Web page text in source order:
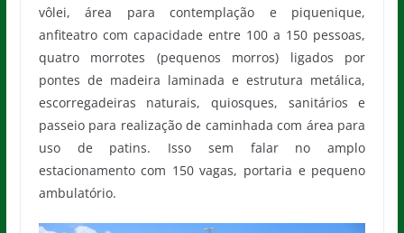
vôlei, área para contemplação e piquenique,
anfiteatro com capacidade entre 100 a 150 pessoas,
quatro morrotes (pequenos morros) ligados por
pontes de madeira laminada e estrutura metálica,
escorregadeiras naturais, quiosques, sanitários e
passeio para realização de caminhada com área para
uso de patins. Isso sem falar no amplo
estacionamento com 150 vagas, portaria e pequeno
ambulatório.